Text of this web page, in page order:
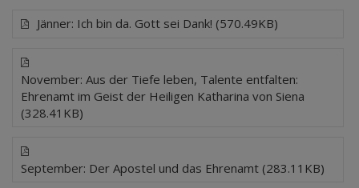
Jänner: Ich bin da. Gott sei Dank! (570.49KB)
November: Aus der Tiefe leben, Talente entfalten:
Ehrenamt im Geist der Heiligen Katharina von Siena
(328.41KB)
September: Der Apostel und das Ehrenamt (283.11KB)